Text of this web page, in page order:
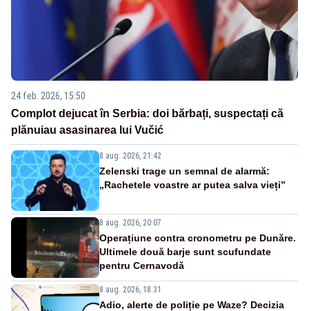
24 feb. 2026, 15:50
Complot dejucat în Serbia: doi bărbați, suspectați că
plănuiau asasinarea lui Vučić
8 aug. 2026, 21:42
Zelenski trage un semnal de alarmă:
„Rachetele voastre ar putea salva vieți”
8 aug. 2026, 20:07
Operațiune contra cronometru pe Dunăre.
Ultimele două barje sunt scufundate
pentru Cernavodă
8 aug. 2026, 18:31
Adio, alerte de poliție pe Waze? Decizia